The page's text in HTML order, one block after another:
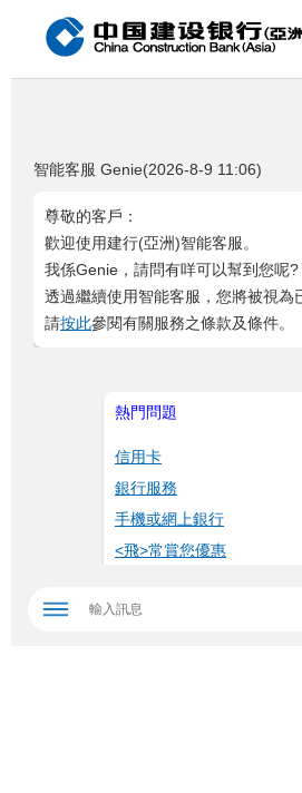
智能客服 Genie(2026-8-9 11:06)
尊敬的客戶：
歡迎使用建行(亞洲)智能客服。
我係Genie，請問有咩可以幫到您呢?
透過繼續使用智能客服，您將被視為
請按此參閱有關服務之條款及條件。
熱門問題
信用卡
銀行服務
手機或網上銀行
<飛>常賞您優惠